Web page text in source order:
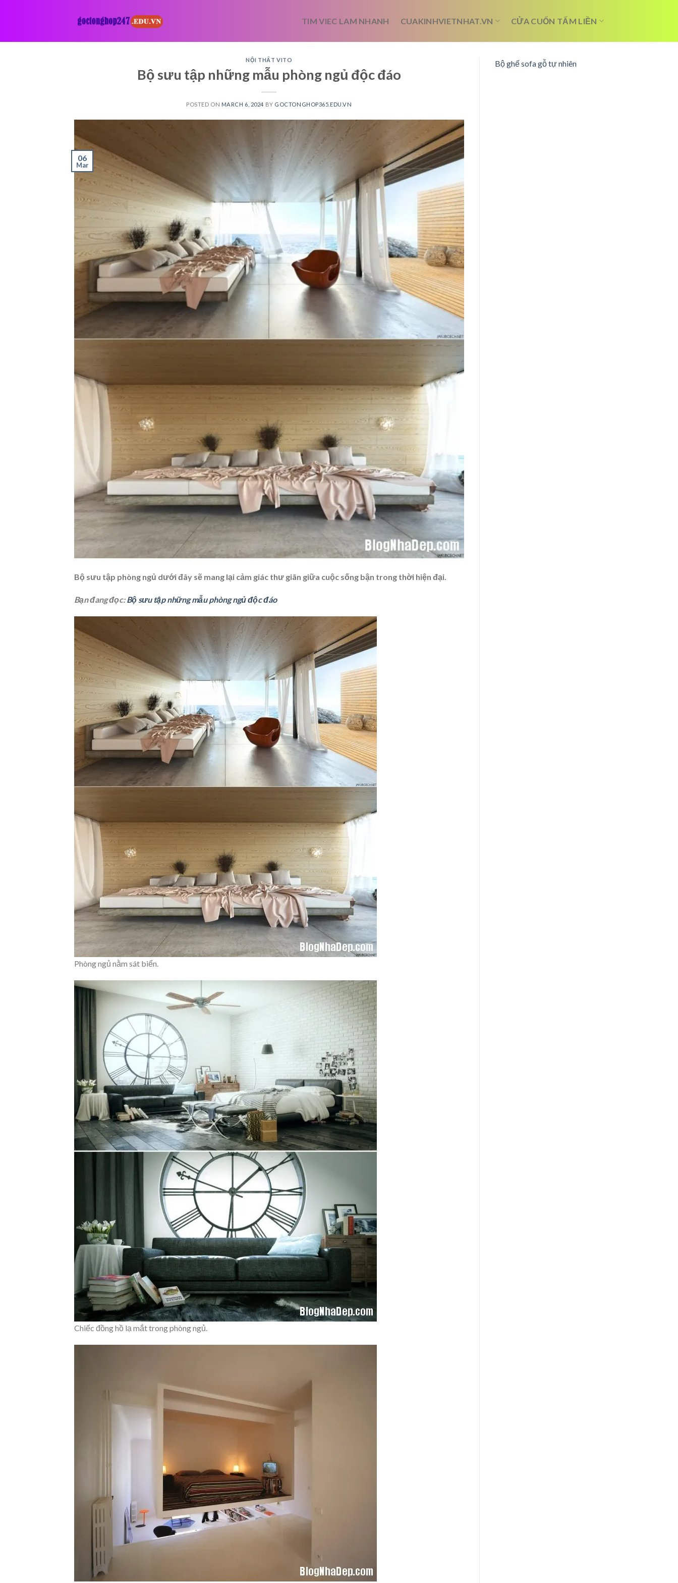
TIM VIEC LAM NHANH CUAKINHVIETNHAT.VN CỬA CUỐN TẤM LIỀN
NỘI THẤT VITO
Bộ sưu tập những mẫu phòng ngủ độc đáo
POSTED ON MARCH 6, 2024 BY GOCTONGHOP365.EDU.VN
06
Mar
Bộ sưu tập phòng ngủ dưới đây sẽ mang lại cảm giác thư giãn giữa cuộc sống bận trong thời hiện đại.
Bạn đang đọc:Bộ sưu tập những mẫu phòng ngủ độc đáo
Phòng ngủ nằm sát biển.
Chiếc đồng hồ lạ mắt trong phòng ngủ.
Bộ ghế sofa gỗ tự nhiên